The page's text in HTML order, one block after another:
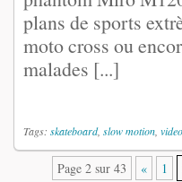
plans de sports
moto cross ou
malades [...]
Tags: skateboard, slow motion video
Page 2 sur 43 « 1